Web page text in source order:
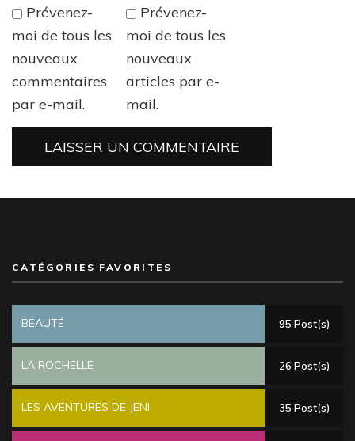
Prévenez-
moi de tous les
nouveaux
commentaires
par e-mail.
Prévenez-
moi de tous les
nouveaux
articles par e-
mail.
CATÉGORIES FAVORITES
BEAUTÉ 95 Post(s)
LA ROCHELLE 26 Post(s)
LES AVENTURES DE JENI 35 Post(s)